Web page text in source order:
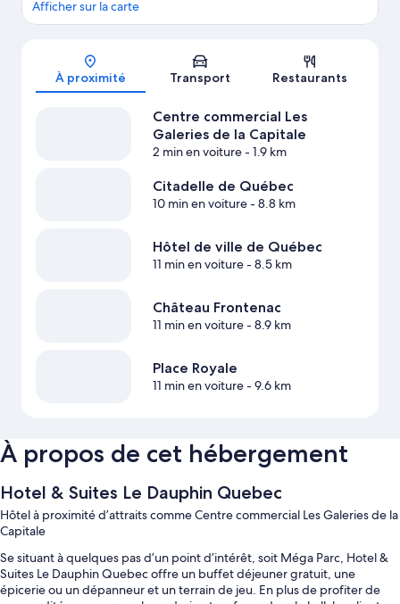
Carte
Afficher sur la carte
À proximité Transport Restaurants
Centre commercial Les
Galeries de la Capitale
2 min en voiture- 1.9 km
Citadelle de Québec
10 min en voiture- 8.8 km
Hôtel de ville de Québec
11 min en voiture- 8.5 km
Château Frontenac
11 min en voiture- 8.9 km
Place Royale
11 min en voiture- 9.6 km
À propos de cet hébergement
Hotel & Suites Le Dauphin Quebec
Hôtel à proximité d’attraits comme Centre commercial Les Galeries de la
Capitale
Se situant à quelques pas d’un point d’intérêt, soit Méga Parc, Hotel &
Suites Le Dauphin Quebec offre un buffet déjeuner gratuit, une
épicerie ou un dépanneur et un terrain de jeu. En plus de profiter de